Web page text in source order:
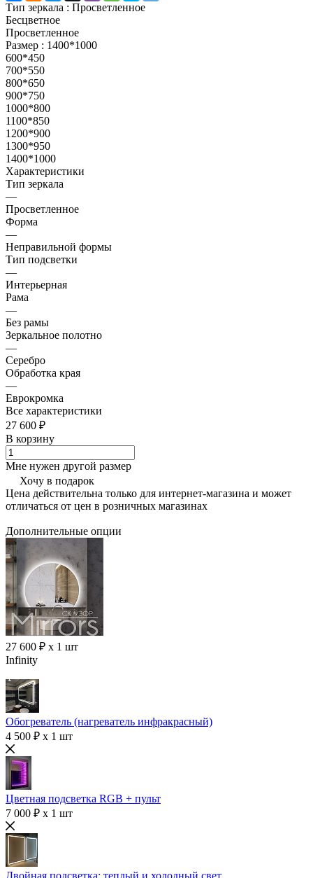
Тип зеркала : Просветленное
Бесцветное
Просветленное
Размер : 1400*1000
600*450
700*550
800*650
900*750
1000*800
1100*850
1200*900
1300*950
1400*1000
Характеристики
Тип зеркала
—
Просветленное
Форма
—
Неправильной формы
Тип подсветки
—
Интерьерная
Рама
—
Без рамы
Зеркальное полотно
—
Серебро
Обработка края
—
Еврокромка
Все характеристики
27 600 ₽
В корзину
Мне нужен другой размер
Хочу в подарок
Цена действительна только для интернет-магазина и может
отличаться от цен в розничных магазинах
Дополнительные опции
27 600 ₽ x 1 шт
Infinity
Обогреватель (нагреватель инфракрасный)
4 500 ₽ x 1 шт
Цветная подсветка RGB + пульт
7 000 ₽ x 1 шт